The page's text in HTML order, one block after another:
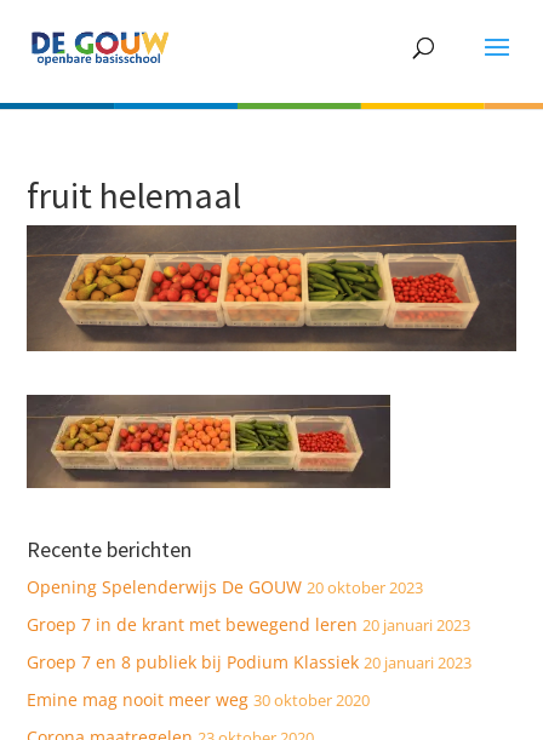
fruit helemaal
Recente berichten
Opening Spelenderwijs De GOUW 20 oktober 2023
Groep 7 in de krant met bewegend leren 20 januari 2023
Groep 7 en 8 publiek bij Podium Klassiek 20 januari 2023
Emine mag nooit meer weg 30 oktober 2020